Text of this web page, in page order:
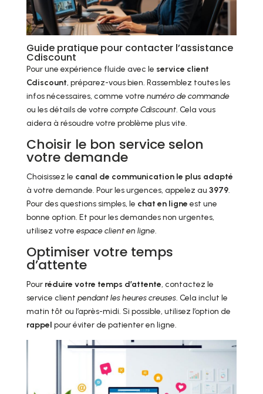
Guide pratique pour contacter l’assistance
Cdiscount
Pour une expérience fluide avec le service client
Cdiscount, préparez-vous bien. Rassemblez toutes les
infos nécessaires, comme votre numéro de commande
ou les détails de votre compte Cdiscount. Cela vous
aidera à résoudre votre problème plus vite.
Choisir le bon service selon
votre demande
Choisissez le canal de communication le plus adapté
à votre demande. Pour les urgences, appelez au 3979.
Pour des questions simples, le chat en ligne est une
bonne option. Et pour les demandes non urgentes,
utilisez votre espace client en ligne.
Optimiser votre temps
d’attente
Pour réduire votre temps d’attente, contactez le
service client pendant les heures creuses. Cela inclut le
matin tôt ou l’après-midi. Si possible, utilisez l’option de
rappel pour éviter de patienter en ligne.